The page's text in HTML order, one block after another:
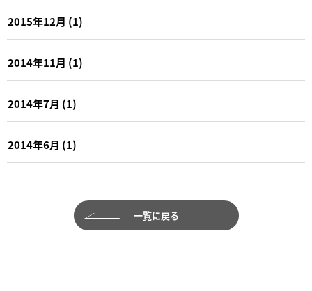
2015年12月 (1)
2014年11月 (1)
2014年7月 (1)
2014年6月 (1)
一覧に戻る